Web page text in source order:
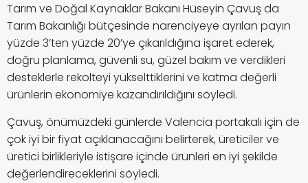
Tarım ve Doğal Kaynaklar Bakanı Hüseyin Çavuş da
Tarım Bakanlığı bütçesinde narenciyeye ayrılan payın
yüzde 3’ten yüzde 20’ye çıkarıldığına işaret ederek,
doğru planlama, güvenli su, güzel bakım ve verdikleri
desteklerle rekolteyi yükselttiklerini ve katma değerli
ürünlerin ekonomiye kazandırıldığını söyledi.
Çavuş, önümüzdeki günlerde Valencia portakalı için de
çok iyi bir fiyat açıklanacağını belirterek, üreticiler ve
üretici birlikleriyle istişare içinde ürünleri en iyi şekilde
değerlendireceklerini söyledi.